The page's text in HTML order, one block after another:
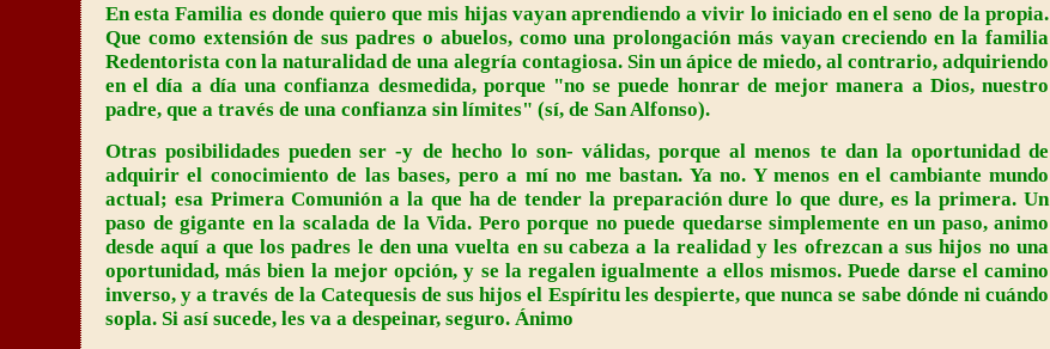
En esta Familia es donde quiero que mis hijas vayan aprendiendo a vivir lo iniciado en el seno de la propia.
Que como extensión de sus padres o abuelos, como una prolongación más vayan creciendo en la familia
Redentorista con la naturalidad de una alegría contagiosa. Sin un ápice de miedo, al contrario, adquiriendo
en el día a día una confianza desmedida, porque "no se puede honrar de mejor manera a Dios, nuestro
padre, que a través de una confianza sin límites" (sí, de San Alfonso).
Otras posibilidades pueden ser -y de hecho lo son- válidas, porque al menos te dan la oportunidad de
adquirir el conocimiento de las bases, pero a mí no me bastan. Ya no. Y menos en el cambiante mundo
actual; esa Primera Comunión a la que ha de tender la preparación dure lo que dure, es la primera. Un
paso de gigante en la scalada de la Vida. Pero porque no puede quedarse simplemente en un paso, animo
desde aquí a que los padres le den una vuelta en su cabeza a la realidad y les ofrezcan a sus hijos no una
oportunidad, más bien la mejor opción, y se la regalen igualmente a ellos mismos. Puede darse el camino
inverso, y a través de la Catequesis de sus hijos el Espíritu les despierte, que nunca se sabe dónde ni cuándo
sopla. Si así sucede, les va a despeinar, seguro. Ánimo